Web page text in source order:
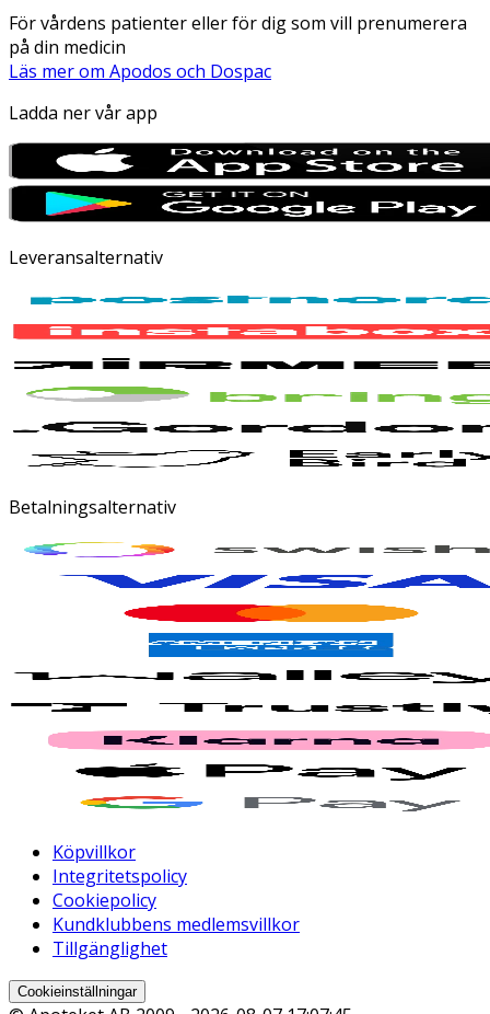
För vårdens patienter eller för dig som vill prenumerera
på din medicin
Läs mer om Apodos och Dospac
Ladda ner vår app
Leveransalternativ
Betalningsalternativ
Köpvillkor
Integritetspolicy
Cookiepolicy
Kundklubbens medlemsvillkor
Tillgänglighet
Cookieinställningar